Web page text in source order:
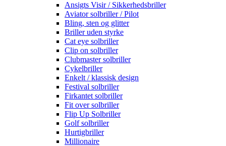
Ansigts Visir / Sikkerhedsbriller
Aviator solbriller / Pilot
Bling, sten og glitter
Briller uden styrke
Cat eye solbriller
Clip on solbriller
Clubmaster solbriller
Cykelbriller
Enkelt / klassisk design
Festival solbriller
Firkantet solbriller
Fit over solbriller
Flip Up Solbriller
Golf solbriller
Hurtigbriller
Millionaire